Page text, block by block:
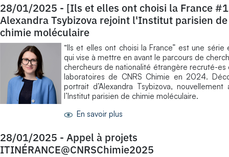
28/01/2025 - [Ils et elles ont choisi la France
Alexandra Tsybizova rejoint l'Institut parisien de
chimie moléculaire
“Ils et elles ont choisi la France” est une série
qui vise à mettre en avant le parcours de
chercheurs de nationalité étrangère recruté-es
laboratoires de CNRS Chimie en 2024.
portrait d’Alexandra Tsybizova, nouvellement
l’Institut parisien de chimie moléculaire.
En savoir plus
28/01/2025 - Appel à projets
ITINÉRANCE@CNRSChimie2025